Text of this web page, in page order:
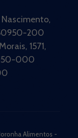
200
1571,
000
Alimentos -